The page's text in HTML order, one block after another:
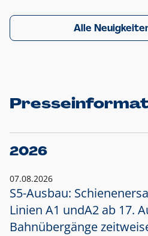
Alle
2026
07.08.2026
S5-Ausbau:
Linien A1 undA2 ab 17.
Bahnübergänge